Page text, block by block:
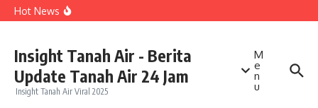
Lewati ke konten
Hot News
Pengendara Motor Diduga Melawan Arah di Pakansari,
Tiga Orang Terluka dalam Kecelakaan
Insight Tanah Air - Berita
Update Tanah Air 24 Jam
Insight Tanah Air Viral 2025
M
e
n
u